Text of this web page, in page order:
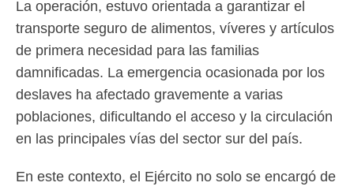
La operación, estuvo orientada a garantizar el
transporte seguro de alimentos, víveres y artículos
de primera necesidad para las familias
damnificadas. La emergencia ocasionada por los
deslaves ha afectado gravemente a varias
poblaciones, dificultando el acceso y la circulación
en las principales vías del sector sur del país.
En este contexto, el Ejército no solo se encargó de